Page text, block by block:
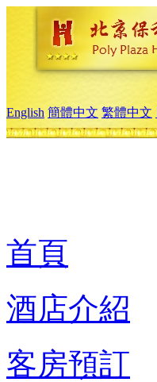
English 簡體中文 繁體中文
首頁
酒店介紹
客房預訂